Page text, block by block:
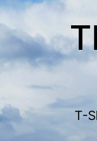
Zum
Inhalt
springen
T-